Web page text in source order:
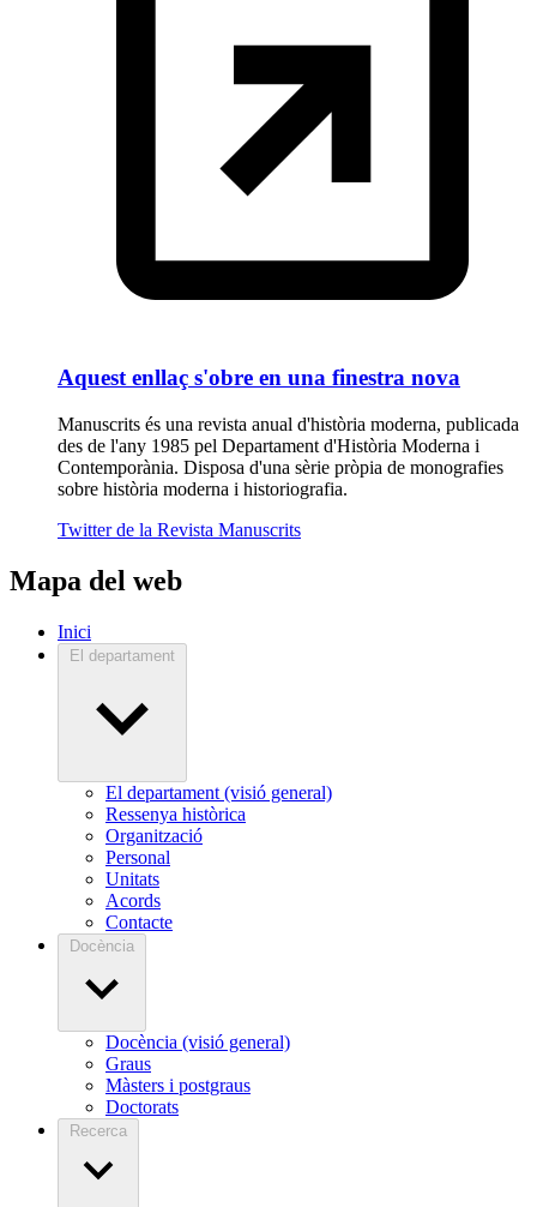
Aquest enllaç s'obre en una finestra nova
Manuscrits és una revista anual d'història moderna, publicada
des de l'any 1985 pel Departament d'Història Moderna i
Contemporània. Disposa d'una sèrie pròpia de monografies
sobre història moderna i historiografia.
Twitter de la Revista Manuscrits
Mapa del web
Inici
El departament
El departament (visió general)
Ressenya històrica
Organització
Personal
Unitats
Acords
Contacte
Docència
Docència (visió general)
Graus
Màsters i postgraus
Doctorats
Recerca